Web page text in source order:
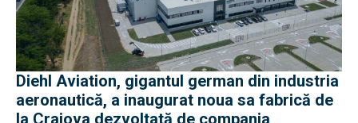
Diehl Aviation, gigantul german din industria
aeronautică, a inaugurat noua sa fabrică de